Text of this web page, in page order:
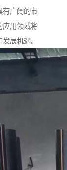
有广阔的市
应用领域将
展机遇。